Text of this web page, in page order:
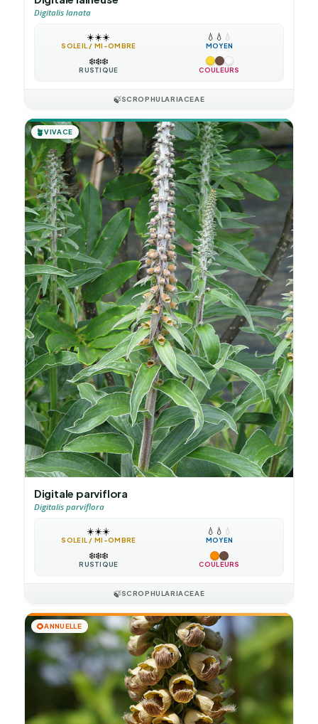
Digitalis lanata
☀️☀️☀️
SOLEIL / MI-OMBRE
💧 💧 💧
MOYEN
❄️❄️❄️
RUSTIQUE COULEURS
🍃SCROPHULARIACEAE
🪴VIVACE
Digitale parviflora
Digitalis parviflora
☀️☀️☀️
SOLEIL / MI-OMBRE
💧 💧 💧
MOYEN
❄️❄️❄️
RUSTIQUE COULEURS
🍃SCROPHULARIACEAE
🌻ANNUELLE